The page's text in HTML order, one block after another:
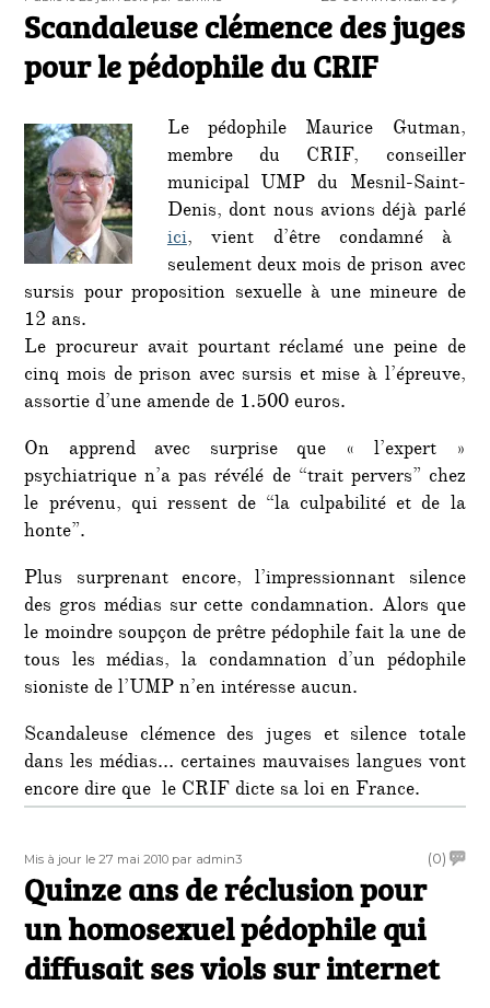
le
le
du
CRIF
Scandaleuse clémence des juges
pour le pédophile du CRIF
Le pédophile Maurice Gutman,
membre du CRIF, conseiller
municipal UMP du Mesnil-Saint-
Denis, dont nous avions déjà parlé
ici, vient d’être condamné à
seulement deux mois de prison avec
sursis pour proposition sexuelle à une mineure de
12 ans.
Le procureur avait pourtant réclamé une peine de
cinq mois de prison avec sursis et mise à l’épreuve,
assortie d’une amende de 1.500 euros.
On apprend avec surprise que « l’expert »
psychiatrique n’a pas révélé de “trait pervers” chez
le prévenu, qui ressent de “la culpabilité et de la
honte”.
Plus surprenant encore, l’impressionnant silence
des gros médias sur cette condamnation. Alors que
le moindre soupçon de prêtre pédophile fait la une de
tous les médias, la condamnation d’un pédophile
sioniste de l’UMP n’en intéresse aucun.
Scandaleuse clémence des juges et silence totale
dans les médias… certaines mauvaises langues vont
encore dire que le CRIF dicte sa loi en France.
Publié
le
Mis à jour le 27 mai 2010 Auteur
par admin3 (0)on
Quinze ans de réclusion pour
un homosexuel pédophile qui
diffusait ses viols sur internet